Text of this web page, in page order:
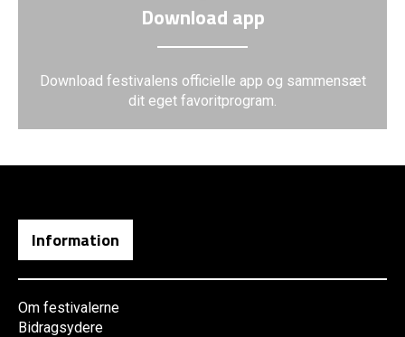
Download app
Download festivalens officielle app og sammensæt
dit eget favoritprogram.
Information
Om festivalerne
Bidragsydere